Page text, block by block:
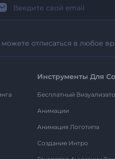
отписаться в любое
Инструменты Для
Бесплатный
Анимации
Анимация Логотипа
Создание Интро